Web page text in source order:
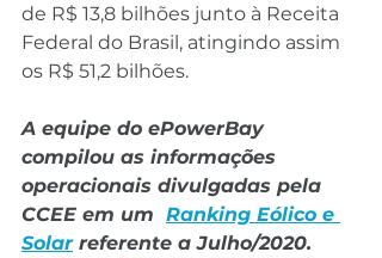
de R$ 13,8 bilhões junto à Receita
Federal do Brasil, atingindo assim
os R$ 51,2 bilhões.
A equipe do ePowerBay
compilou as informações
operacionais divulgadas pela
CCEE em um Ranking Eólico e
Solar referente a Julho/2020.